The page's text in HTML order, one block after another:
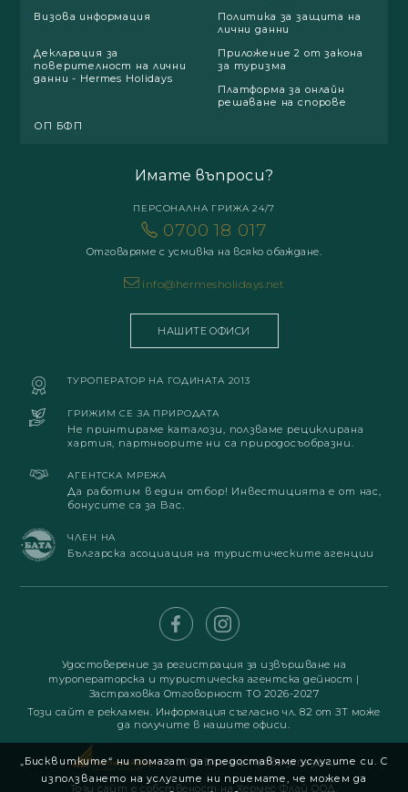
Визова информация
Политика за защита на
лични данни
Декларация за
поверителност на лични
данни - Hermes Holidays
Приложение 2 от закона
за туризма
Платформа за онлайн
решаване на спорове
ОП БФП
Имате въпроси?
ПЕРСОНАЛНА ГРИЖА 24/7
0700 18 017
Отговаряме с усмивка на всяко обаждане.
info@hermesholidays.net
НАШИТЕ ОФИСИ
ТУРОПЕРАТОР НА ГОДИНАТА 2013
ГРИЖИМ СЕ ЗА ПРИРОДАТА
Не принтираме каталози, ползваме рециклирана
хартия, партньорите ни са природосъобразни.
АГЕНТСКА МРЕЖА
Да работим в един отбор! Инвестицията е от нас,
бонусите са за Вас.
ЧЛЕН НА
Българска асоциация на туристическите агенции
Удостоверение за регистрация за извършване на
туроператорска и туристическа агентска дейност |
Застраховка Отговорност ТО 2026-2027
Този сайт е рекламен. Информация съгласно чл. 82 от ЗТ може
да получите в нашите офиси.
© 2019. Всички права запазени
Този сайт е собственост на Хермес Флай ООД.
„Бисквитките“ ни помагат да предоставяме услугите си. С
използването на услугите ни приемате, че можем да